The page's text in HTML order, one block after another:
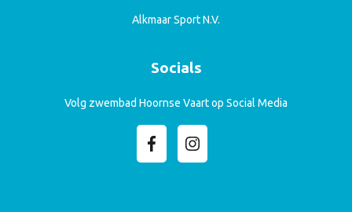
Alkmaar Sport N.V.
Socials
Volg zwembad Hoornse Vaart op Social Media